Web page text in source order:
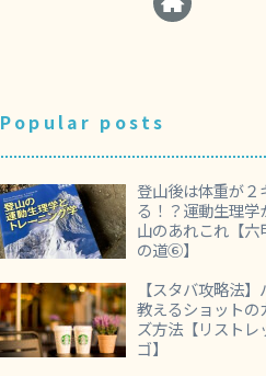
Popular posts
登山後は体重が２
る！？運動生理学
山のあれこれ【六
の道⑥】
【スタバ攻略法
教えるショットの
ズ方法【リストレ
ゴ】